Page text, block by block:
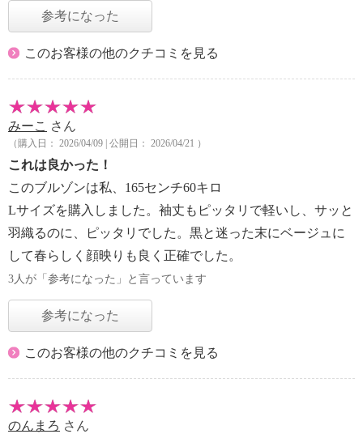
参考になった
このお客様の他のクチコミを見る
みーこ さん
（購入日： 2026/04/09 | 公開日： 2026/04/21 ）
これは良かった！
このブルゾンは私、165センチ60キロ
Lサイズを購入しました。袖丈もピッタリで軽いし、サッと
羽織るのに、ピッタリでした。黒と迷った末にベージュに
して春らしく顔映りも良く正確でした。
3人が「参考になった」と言っています
参考になった
このお客様の他のクチコミを見る
のんまろ さん